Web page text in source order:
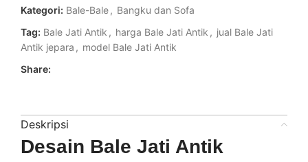
Kategori: Bale-Bale, Bangku dan Sofa
Tag: Bale Jati Antik , harga Bale Jati Antik , jual Bale Jati
Antik jepara , model Bale Jati Antik
Share:
Deskripsi
Desain Bale Jati Antik